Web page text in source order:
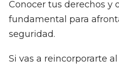
Conocer tus derechos y
fundamental para
seguridad.
Si vas a reincorporarte